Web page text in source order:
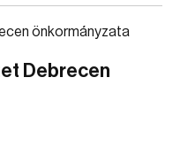
Debrecen